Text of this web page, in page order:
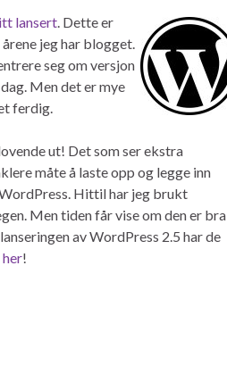
lansert. Dette er
jeg har blogget.
seg om versjon
Men det er mye
ferdig.
ut! Det som ser ekstra
måte å laste opp og legge inn
Hittil har jeg brukt
Men tiden får vise om den er bra
av WordPress 2.5 har de
her!